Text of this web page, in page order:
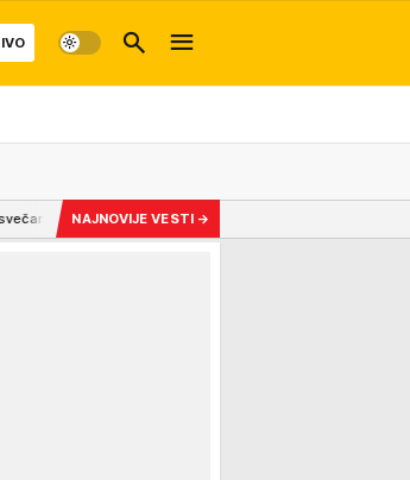
predsednika, veliki broj gardista ispred Palate Srbija
NAJNOVIJE VESTI →